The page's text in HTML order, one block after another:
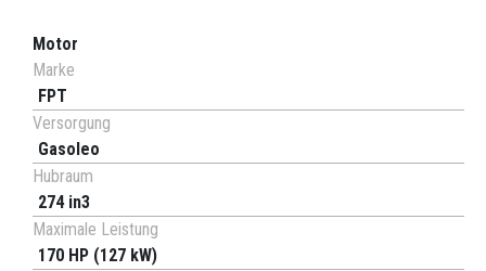
Motor
Marke
FPT
Versorgung
Gasoleo
Hubraum
274 in3
Maximale Leistung
170 HP (127 kW)